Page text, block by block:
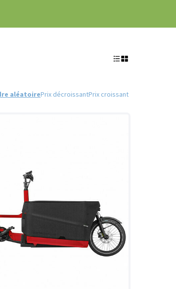
aléatoirePrix décroissantPrix croissant